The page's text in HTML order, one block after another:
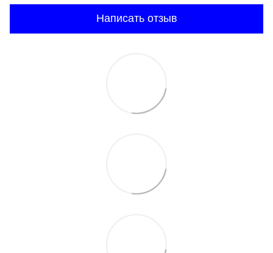
Написать отзыв